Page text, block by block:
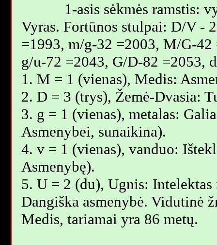
1-asis sėkmės ramstis:
Vyras. Fortūnos stulpai: D/V -
=1993, m/g-32 =2003, M/G-
g/u-72 =2043, G/D-82 =2053,
1. M = 1 (vienas), Medis:
2. D = 3 (trys), Žemė-Dvasia:
3. g = 1 (vienas), metalas:
Asmenybei, sunaikina).
4. v = 1 (vienas), vanduo:
Asmenybę).
5. U = 2 (du), Ugnis:
Dangiška asmenybė. Vidutinė
Мedis, tariamai yra 86 metų.